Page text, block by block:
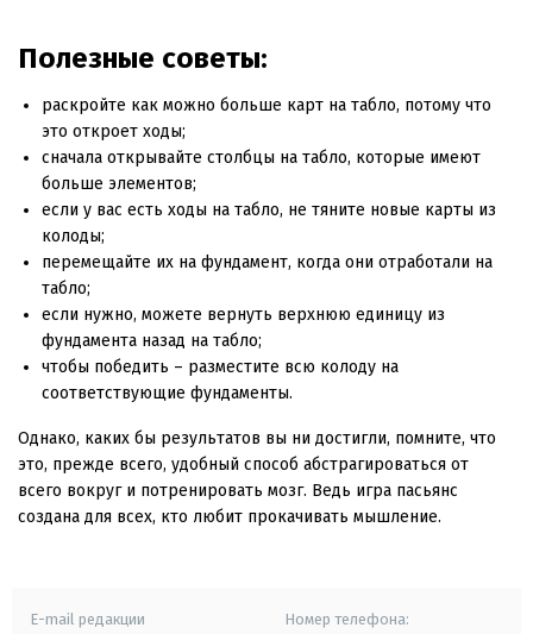
Полезные советы:
раскройте как можно больше карт на табло, потому что
это откроет ходы;
сначала открывайте столбцы на табло, которые имеют
больше элементов;
если у вас есть ходы на табло, не тяните новые карты из
колоды;
перемещайте их на фундамент, когда они отработали на
табло;
если нужно, можете вернуть верхнюю единицу из
фундамента назад на табло;
чтобы победить – разместите всю колоду на
соответствующие фундаменты.
Однако, каких бы результатов вы ни достигли, помните, что
это, прежде всего, удобный способ абстрагироваться от
всего вокруг и потренировать мозг. Ведь игра пасьянс
создана для всех, кто любит прокачивать мышление.
E-mail редакции Номер телефона: